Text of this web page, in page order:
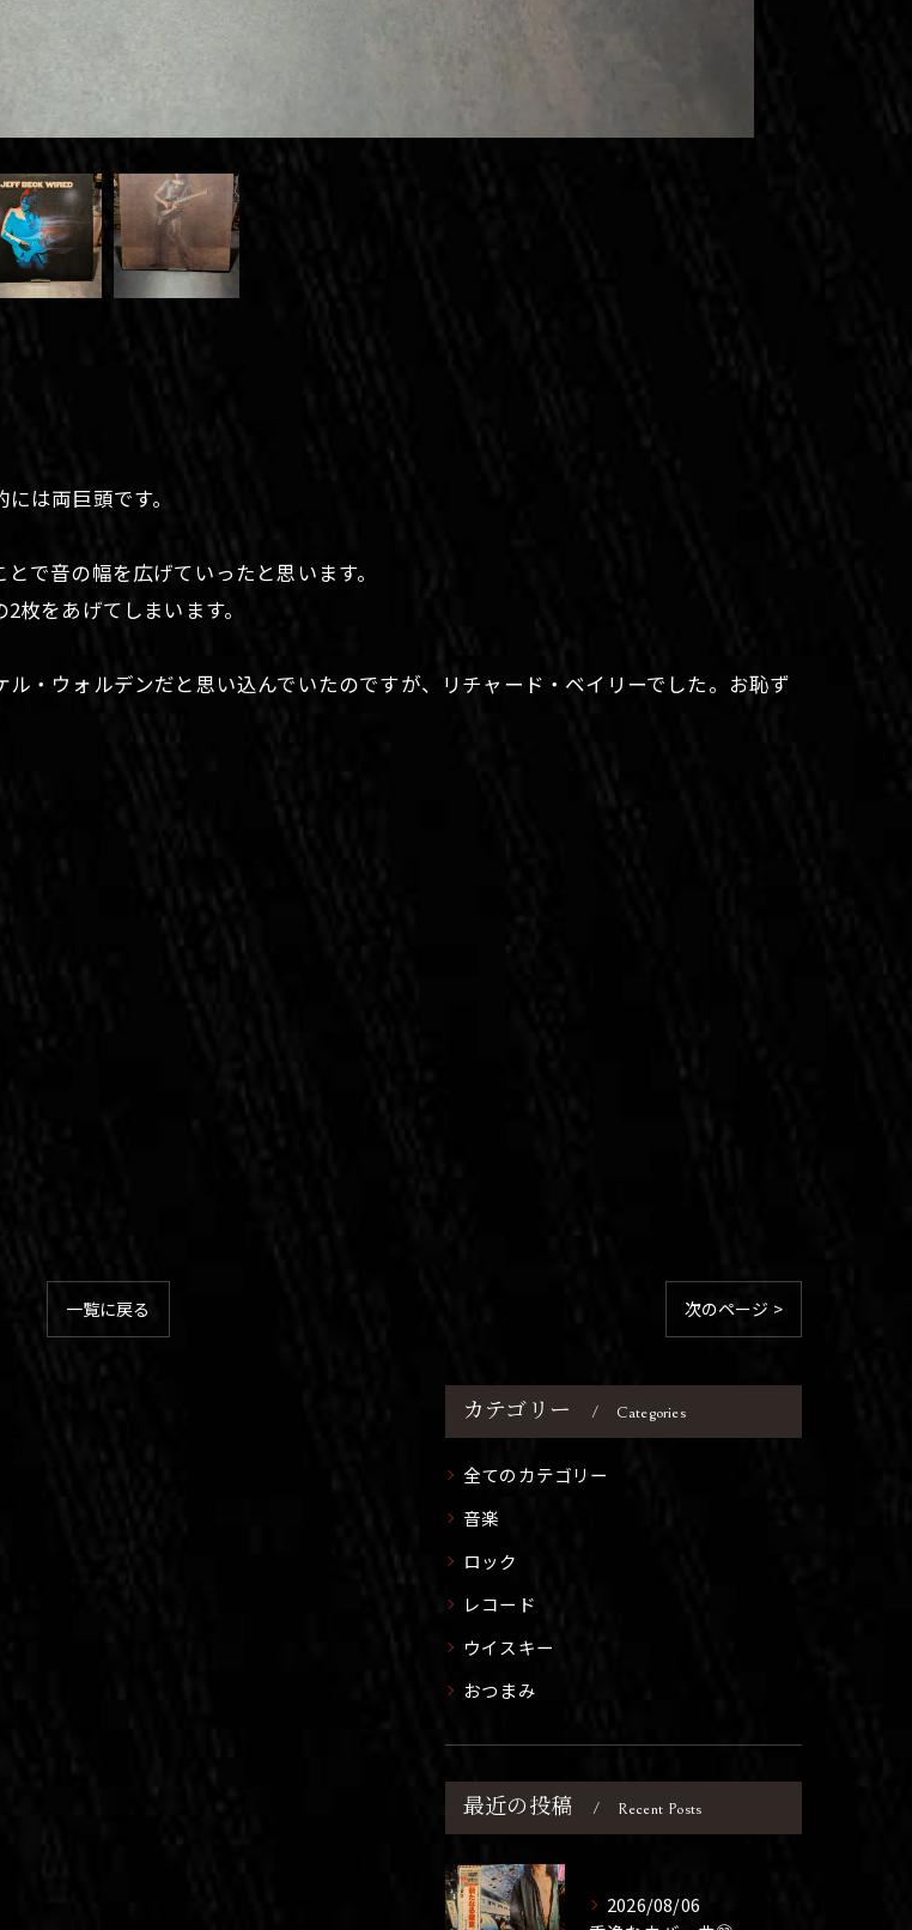
は両巨頭です。
で音の幅を広げていったと思います。
枚をあげてしまいます。
・ウォルデンだと思い込んでいたのですが、リチャード・ベイリーでした。お恥ず
一覧に戻る 次のページ >
カテゴリー Categories
全てのカテゴリー
音楽
ロック
レコード
ウイスキー
おつまみ
最近の投稿 Recent Posts
2026/08/06
お問い合わせはこちら